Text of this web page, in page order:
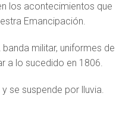
los acontecimientos que
Emancipación.
militar, uniformes de
a lo sucedido en 1806.
se suspende por lluvia.